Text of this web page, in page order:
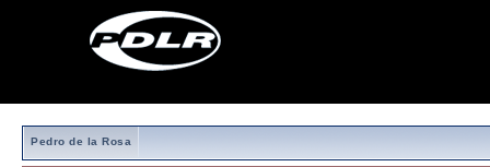
Pedro de la Rosa